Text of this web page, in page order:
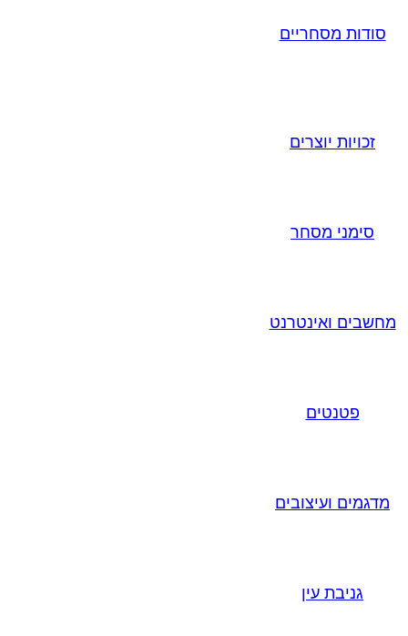
סודות מסחריים
זכויות יוצרים
סימני מסחר
מחשבים ואינטרנט
פטנטים
מדגמים ועיצובים
גניבת עין